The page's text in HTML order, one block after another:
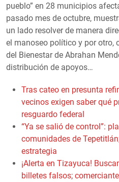
pueblo” en 28 municipios
pasado mes de octubre,
un lado resolver de manera
el manoseo político y por otro,
del Bienestar de Abrahan
distribución de apoyos…
Tras cateo en presunta
vecinos exigen saber qué
resguardo federal
“Ya se salió de control”:
comunidades de
estrategia
¡Alerta en Tizayuca!
billetes falsos;